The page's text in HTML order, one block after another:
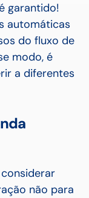
garantido!
automáticas
do fluxo de
modo, é
a diferentes
não para